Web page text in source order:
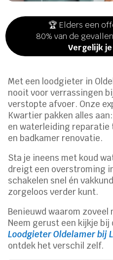
🏆 Elders een
80% van de
Vergelijk
Met een loodgieter in
nooit voor verrassingen
verstopte afvoer. Onze
Kwartier pakken alles
en waterleiding
en badkamer renovatie.
Sta je ineens met koud
dreigt een overstroming
schakelen snel én
zorgeloos verder kunt.
Benieuwd waarom zoveel
Neem gerust een kijkje
Loodgieter Oldelamer bij
ontdek het verschil zelf.